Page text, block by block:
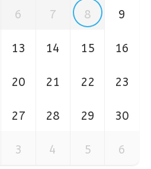
6 7 8 9
13 14 15 16
20 21 22 23
27 28 29 30
3 4 5 6